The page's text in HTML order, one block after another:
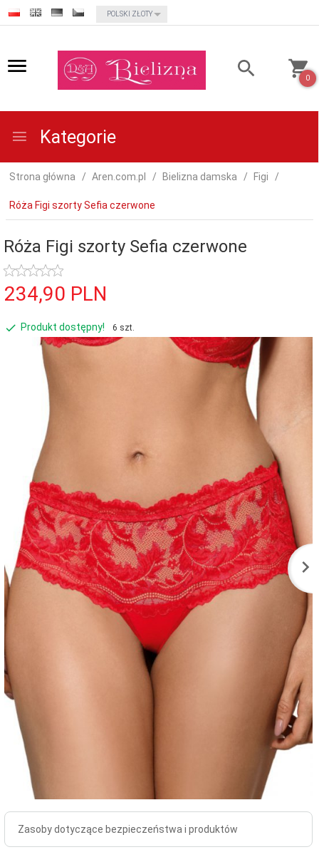
currency_h
POLSKI ZŁOTY
0
Kategorie
Strona główna Aren.com.pl Bielizna damska Figi
Róża Figi szorty Sefia czerwone
Róża Figi szorty Sefia czerwone
234,90 PLN
Produkt dostępny! 6 szt.
Zasoby dotyczące bezpieczeństwa i produktów